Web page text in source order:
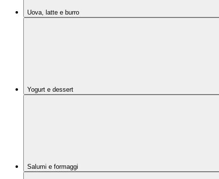
Uova, latte e burro
Yogurt e dessert
Salumi e formaggi